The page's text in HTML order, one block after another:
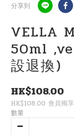
分享到
VELLA
50ml
設退換)
HK$108.00
HK$108.00 會員獨享
數量